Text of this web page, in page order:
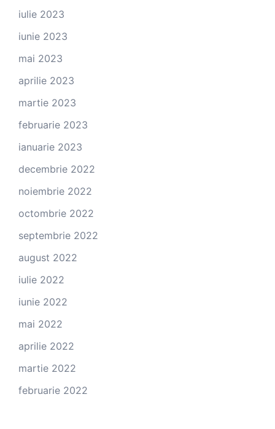
iulie 2023
iunie 2023
mai 2023
aprilie 2023
martie 2023
februarie 2023
ianuarie 2023
decembrie 2022
noiembrie 2022
octombrie 2022
septembrie 2022
august 2022
iulie 2022
iunie 2022
mai 2022
aprilie 2022
martie 2022
februarie 2022